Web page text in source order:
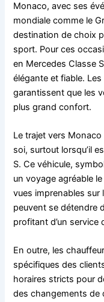
Monaco, avec ses
mondiale comme le
destination de choix
sport. Pour ces
en Mercedes Classe
élégante et fiable.
garantissent que les
plus grand confort.
Le trajet vers
soi, surtout lorsqu’il
S. Ce véhicule,
un voyage agréable
vues imprenables sur
peuvent se détendre
profitant d’un
En outre, les
spécifiques des
horaires stricts pour
des changements de